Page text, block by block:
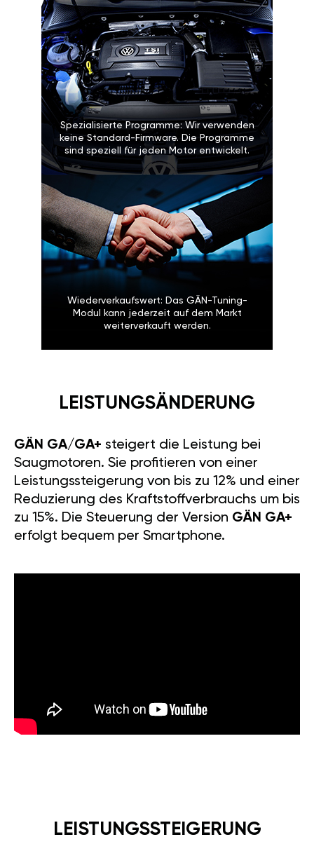
Spezialisierte Programme: Wir verwenden
keine Standard-Firmware. Die Programme
sind speziell für jeden Motor entwickelt.
Wiederverkaufswert: Das GÄN-Tuning-
Modul kann jederzeit auf dem Markt
weiterverkauft werden.
LEISTUNGSÄNDERUNG
GÄN GA/GA+ steigert die Leistung bei
Saugmotoren. Sie profitieren von einer
Leistungssteigerung von bis zu 12% und einer
Reduzierung des Kraftstoffverbrauchs um bis
zu 15%. Die Steuerung der Version GÄN GA+
erfolgt bequem per Smartphone.
LEISTUNGSSTEIGERUNG